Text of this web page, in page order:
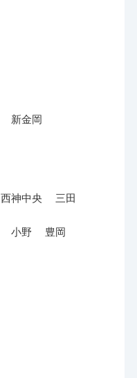
新金岡
西神中央 三田
小野 豊岡